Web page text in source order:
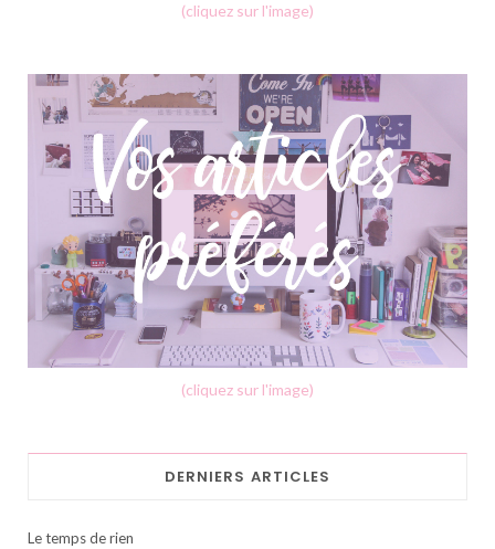
(cliquez sur l'image)
(cliquez sur l'image)
DERNIERS ARTICLES
Le temps de rien